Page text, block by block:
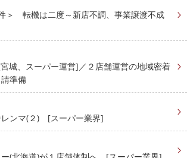
＞ 転機は二度～新店不調、事業譲渡不成
城、スーパー運営]／２店舗運営の地域密着
準備
レンマ(２) [スーパー業界]